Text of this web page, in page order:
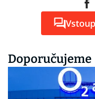
Doporučujeme